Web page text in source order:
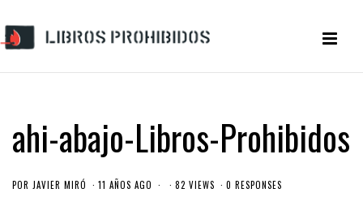
ahi-abajo-Libros-Prohibidos
POR JAVIER MIRÓ 11 AÑOS AGO 82 VIEWS 0 RESPONSES